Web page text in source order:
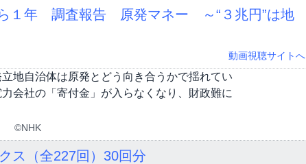
１年 調査報告 原発マネー ～“３兆円”は地
動画視聴サイトへ
地自治体は原発とどう向き合うかで揺れてい
会社の「寄付金」が入らなくなり、財政難に
©NHK
（全227回） 30回分